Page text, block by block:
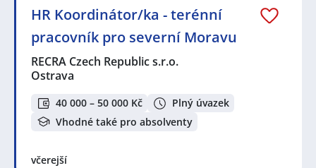
HR Koordinátor/ka - terénní
pracovník pro severní Moravu
RECRA Czech Republic s.r.o.
Ostrava
40 000 – 50 000 Kč
Plný úvazek
Vhodné také pro absolventy
včerejší